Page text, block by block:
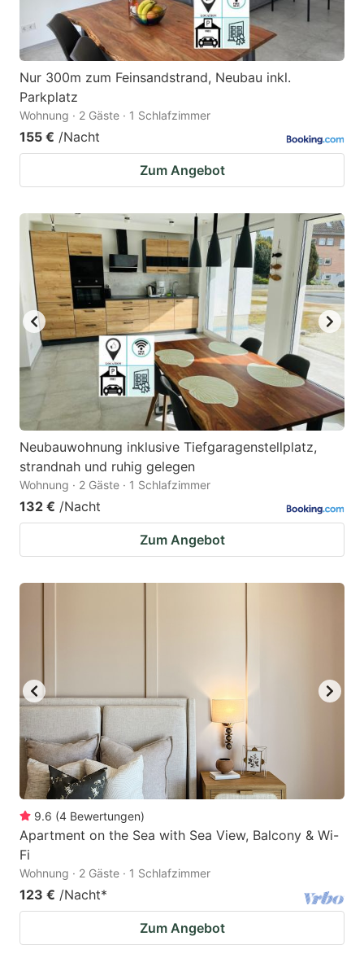
Nur 300m zum Feinsandstrand, Neubau inkl.
Parkplatz
Wohnung · 2 Gäste · 1 Schlafzimmer
155 € /Nacht
Zum Angebot
Neubauwohnung inklusive Tiefgaragenstellplatz,
strandnah und ruhig gelegen
Wohnung · 2 Gäste · 1 Schlafzimmer
132 € /Nacht
Zum Angebot
9.6 (4 Bewertungen)
Apartment on the Sea with Sea View, Balcony & Wi-
Fi
Wohnung · 2 Gäste · 1 Schlafzimmer
123 € /Nacht*
Zum Angebot